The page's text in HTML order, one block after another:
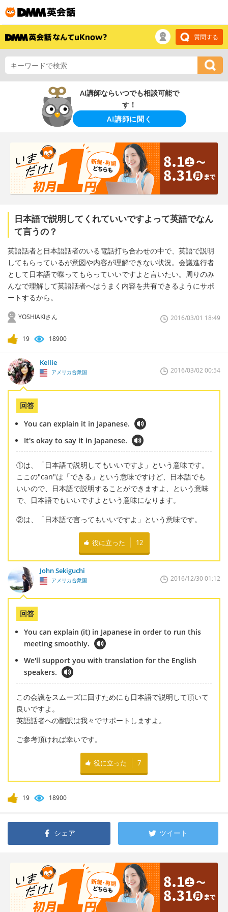
質問する
AI講師ならいつでも相談可能で
す！
AI講師に聞く
日本語で説明してくれていいですよって英語でなん
て言うの？
英語話者と日本語話者のいる電話打ち合わせの中で、英語で説明
してもらっているが意図や内容が理解できない状況。会議進行者
として日本語で喋ってもらっていいですよと言いたい。周りのみ
んなで理解して英語話者へはうまく内容を共有できるようにサポ
ートするから。
YOSHIAKIさん 2016/03/01 18:49
19 18900
Kellie
アメリカ合衆国 2016/03/02 00:54
回答
You can explain it in Japanese.
It's okay to say it in Japanese.
①は、「日本語で説明してもいいですよ」という意味です。
ここの"can"は「できる」という意味ですけど、日本語でも
いいので、日本語で説明することができますよ、という意味
で、日本語でもいいですよという意味になります。
②は、「日本語で言ってもいいですよ」という意味です。
役に立った 12
John Sekiguchi
アメリカ合衆国 2016/12/30 01:12
回答
You can explain (it) in Japanese in order to run this
meeting smoothly.
We'll support you with translation for the English
speakers.
この会議をスムーズに回すためにも日本語で説明して頂いて
良いですよ。
英語話者への翻訳は我々でサポートしますよ。
ご参考頂ければ幸いです。
役に立った 7
19 18900
シェア ツイート